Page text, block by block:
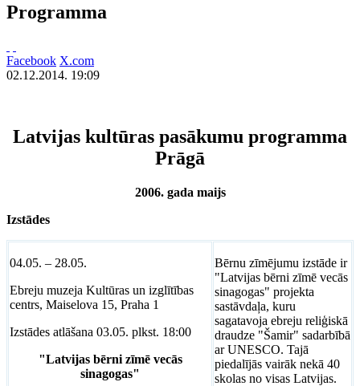
Programma
Facebook X.com
02.12.2014. 19:09
Latvijas kultūras pasākumu programma
Prāgā
2006. gada maijs
Izstādes
04.05. – 28.05.
Ebreju muzeja Kultūras un izglītības
centrs, Maiselova 15, Praha 1
Izstādes atlāšana 03.05. plkst. 18:00
"Latvijas bērni zīmē vecās
sinagogas"
Bērnu zīmējumu izstāde ir
"Latvijas bērni zīmē vecās
sinagogas" projekta
sastāvdaļa, kuru
sagatavoja ebreju reliģiskā
draudze "Šamir" sadarbībā
ar UNESCO. Tajā
piedalījās vairāk nekā 40
skolas no visas Latvijas.